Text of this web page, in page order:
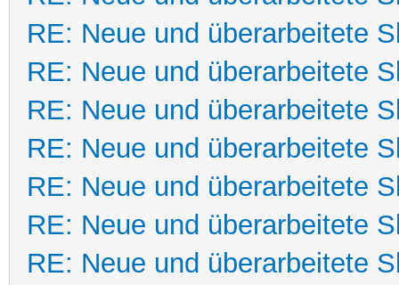
RE: Neue und überarbeitete
RE: Neue und überarbeitete
RE: Neue und überarbeitete
RE: Neue und überarbeitete
RE: Neue und überarbeitete
RE: Neue und überarbeitete
RE: Neue und überarbeitete